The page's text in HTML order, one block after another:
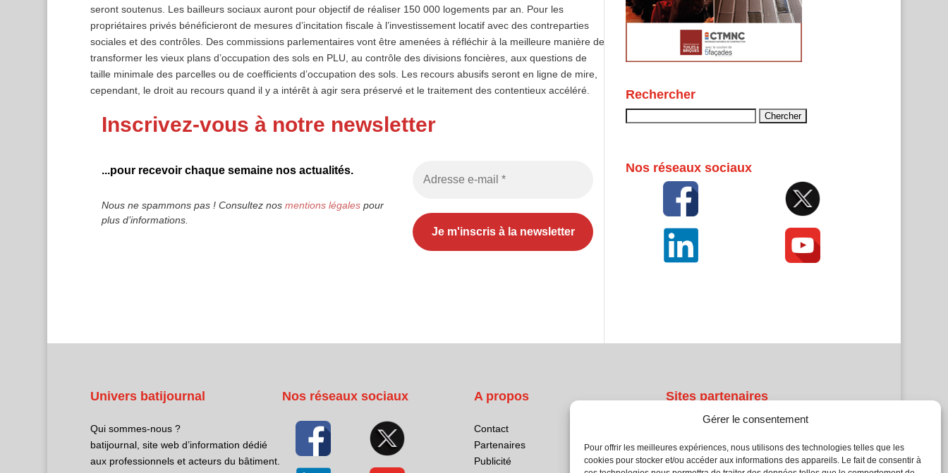
Gérer le consentement
Pour offrir les meilleures expériences, nous utilisons des technologies telles que les
cookies pour stocker et/ou accéder aux informations des appareils. Le fait de consentir à
seront soutenus. Les bailleurs sociaux auront pour objectif de réaliser 150 000 logements par an. Pour les
propriétaires privés bénéficieront de mesures d’incitation fiscale à l’investissement locatif avec des contreparties
sociales et des contrôles. Des commissions parlementaires vont être amenées à réfléchir à la meilleure manière de
transformer les vieux plans d’occupation des sols en PLU, au contrôle des divisions foncières, aux questions de
taille minimale des parcelles ou de coefficients d’occupation des sols. Les recours abusifs seront en ligne de mire,
cependant, le droit au recours quand il y a intérêt à agir sera préservé et le traitement des contentieux accéléré.
Inscrivez-vous à notre newsletter
...pour recevoir chaque semaine nos actualités.
Nous ne spammons pas ! Consultez nos mentions légalespour
plus d’informations.
Rechercher
Nos réseaux sociaux
Univers batijournal
Qui sommes-nous ?
batijournal, site web d’information dédié
aux professionnels et acteurs du bâtiment.
Nos réseaux sociaux A propos
Contact
Partenaires
Publicité
Sites partenaires
Atrium Patrimoine
Kiosque 21